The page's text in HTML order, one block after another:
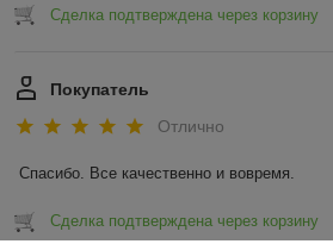
Сделка подтверждена через корзину
Покупатель
Отлично
Спасибо. Все качественно и вовремя.
Сделка подтверждена через корзину